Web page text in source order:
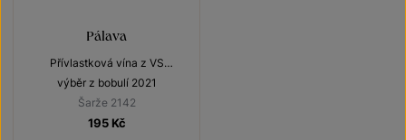
Pálava
Přívlastková vína z VS
Lechovice
výběr z bobulí 2021
Šarže 2142
195 Kč